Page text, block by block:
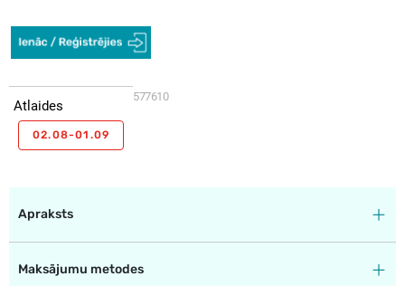
577610
Atlaides
02.08-01.09
Apraksts
Maksājumu metodes